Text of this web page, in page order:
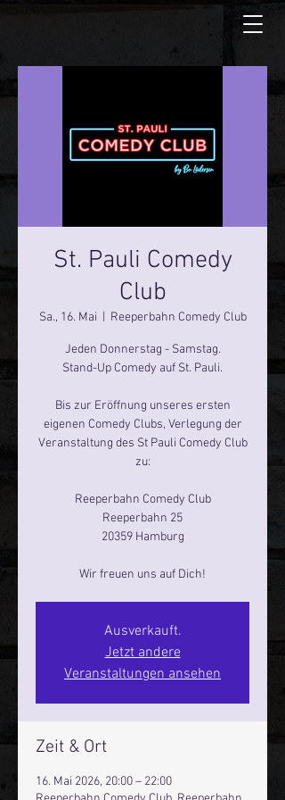
St. Pauli Comedy
Club
Sa., 16. Mai Reeperbahn Comedy Club
Jeden Donnerstag - Samstag.
Stand-Up Comedy auf St. Pauli.
Bis zur Eröffnung unseres ersten
eigenen Comedy Clubs, Verlegung der
Veranstaltung des St Pauli Comedy Club
zu:
Reeperbahn Comedy Club
Reeperbahn 25
20359 Hamburg
Ausverkauft.
Jetzt andere
Veranstaltungen ansehen
Zeit & Ort
16. Mai 2026, 20:00 – 22:00